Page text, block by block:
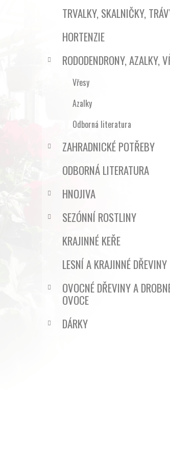
TRVALKY, SKALNIČKY,
HORTENZIE
RODODENDRONY, AZALKY,
Vřesy
Azalky
Odborná literatura
ZAHRADNICKÉ POTŘEBY
ODBORNÁ LITERATURA
HNOJIVA
SEZÓNNÍ ROSTLINY
KRAJINNÉ KEŘE
LESNÍ A KRAJINNÉ DŘEVINY
OVOCNÉ DŘEVINY A
OVOCE
DÁRKY